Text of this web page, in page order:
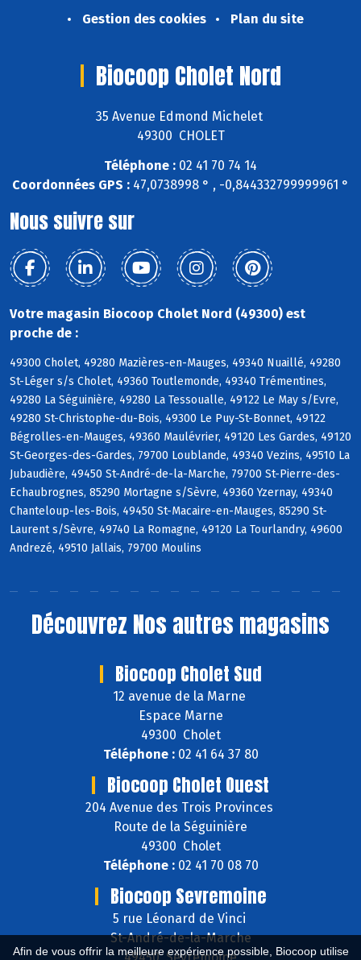
Afin de vous offrir la meilleure expérience possible, Biocoop utilise
Gestion des cookies
Plan du site
Biocoop Cholet Nord
35 Avenue Edmond Michelet
49300 CHOLET
Téléphone : 02 41 70 74 14
Coordonnées GPS : 47,0738998 ° , -0,844332799999961 °
Nous suivre sur
Votre magasin Biocoop Cholet Nord (49300) est
proche de :
49300 Cholet, 49280 Mazières-en-Mauges, 49340 Nuaillé, 49280
St-Léger s/s Cholet, 49360 Toutlemonde, 49340 Trémentines,
49280 La Séguinière, 49280 La Tessoualle, 49122 Le May s/Evre,
49280 St-Christophe-du-Bois, 49300 Le Puy-St-Bonnet, 49122
Bégrolles-en-Mauges, 49360 Maulévrier, 49120 Les Gardes, 49120
St-Georges-des-Gardes, 79700 Loublande, 49340 Vezins, 49510 La
Jubaudière, 49450 St-André-de-la-Marche, 79700 St-Pierre-des-
Echaubrognes, 85290 Mortagne s/Sèvre, 49360 Yzernay, 49340
Chanteloup-les-Bois, 49450 St-Macaire-en-Mauges, 85290 St-
Laurent s/Sèvre, 49740 La Romagne, 49120 La Tourlandry, 49600
Andrezé, 49510 Jallais, 79700 Moulins
Découvrez Nos autres magasins
Biocoop Cholet Sud
12 avenue de la Marne
Espace Marne
49300 Cholet
Téléphone :02 41 64 37 80
Biocoop Cholet Ouest
204 Avenue des Trois Provinces
Route de la Séguinière
49300 Cholet
Téléphone :02 41 70 08 70
Biocoop Sevremoine
5 rue Léonard de Vinci
St-André-de-la-Marche